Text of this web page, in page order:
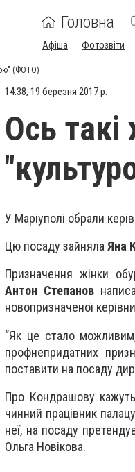
Головна
Афіша Фотозвіти
(ФОТО)
14:38, 19 березня 2017 р.
Ось такі
У Маріуполі обрали
Цю посаду зайняла Яна
Призначення жінки
Антон Степанов
новопризначеної
“Як це стало
профнепридатних
поставити на посаду
Про Кондрашову
чинний працівник
неї, на посаду
Ольга Новікова.